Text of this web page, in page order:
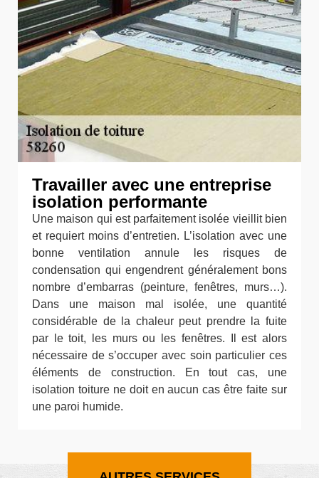
Travailler avec une entreprise
isolation performante
Une maison qui est parfaitement isolée vieillit bien
et requiert moins d’entretien. L’isolation avec une
bonne ventilation annule les risques de
condensation qui engendrent généralement bons
nombre d’embarras (peinture, fenêtres, murs…).
Dans une maison mal isolée, une quantité
considérable de la chaleur peut prendre la fuite
par le toit, les murs ou les fenêtres. Il est alors
nécessaire de s’occuper avec soin particulier ces
éléments de construction. En tout cas, une
isolation toiture ne doit en aucun cas être faite sur
une paroi humide.